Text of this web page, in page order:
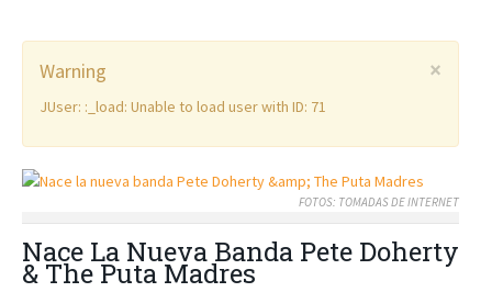
×
Warning
JUser: :_load: Unable to load user with ID: 71
FOTOS: TOMADAS DE INTERNET
Nace La Nueva Banda Pete Doherty
& The Puta Madres